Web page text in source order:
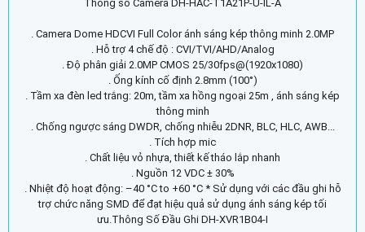
Thông số Camera DH-HAC-T1A21P-U-IL-A
. Camera Dome HDCVI Full Color ánh sáng kép thông minh 2.0MP
. Hỗ trợ 4 chế độ : CVI/TVI/AHD/Analog
. Độ phân giải 2.0MP CMOS 25/30fps@(1920x1080)
. Ống kính cố định 2.8mm (100°)
. Tầm xa đèn led trắng: 20m, tầm xa hồng ngoại 25m , ánh sáng kép
thông minh
. Chống ngược sáng DWDR, chống nhiễu 2DNR, BLC, HLC, AWB...
. Tích hợp mic
. Chất liệu vỏ nhựa, thiết kế tháo lắp nhanh
. Nguồn 12 VDC ± 30%
. Nhiệt độ hoạt động: –40 °C to +60 °C * Sử dụng với các đầu ghi hỗ
trợ chức năng SMD để đạt hiệu quả sử dụng ánh sáng kép tối
ưu.Thông Số Đầu Ghi DH-XVR1B04-I